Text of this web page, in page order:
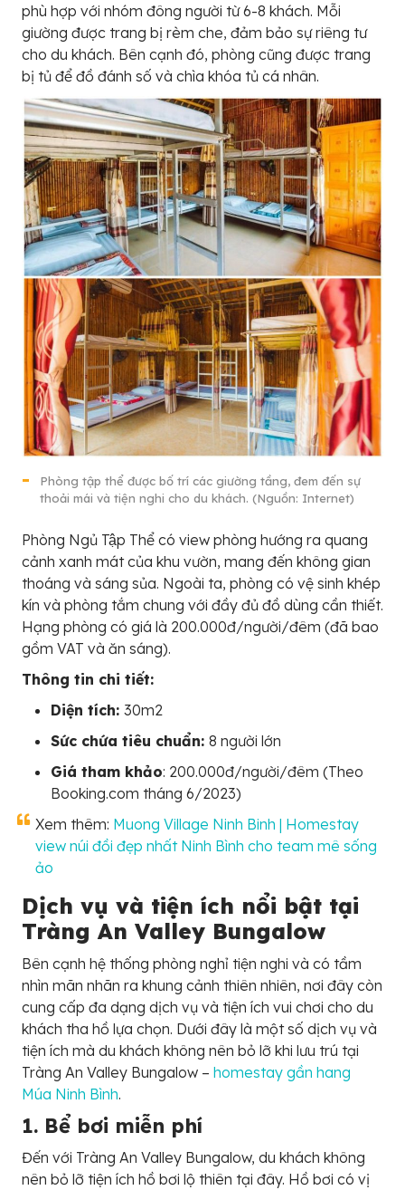
phù hợp với nhóm đông người từ 6-8 khách. Mỗi
giường được trang bị rèm che, đảm bảo sự riêng tư
cho du khách. Bên cạnh đó, phòng cũng được trang
bị tủ để đồ đánh số và chìa khóa tủ cá nhân.
Phòng tập thể được bố trí các giường tầng, đem đến sự
thoải mái và tiện nghi cho du khách. (Nguồn: Internet)
Phòng Ngủ Tập Thể có view phòng hướng ra quang
cảnh xanh mát của khu vườn, mang đến không gian
thoáng và sáng sủa. Ngoài ta, phòng có vệ sinh khép
kín và phòng tắm chung với đầy đủ đồ dùng cần thiết.
Hạng phòng có giá là 200.000đ/người/đêm (đã bao
gồm VAT và ăn sáng).
Thông tin chi tiết:
Diện tích: 30m2
Sức chứa tiêu chuẩn: 8 người lớn
Giá tham khảo: 200.000đ/người/đêm (Theo
Booking.com tháng 6/2023)
Xem thêm: Muong Village Ninh Binh | Homestay
view núi đồi đẹp nhất Ninh Bình cho team mê sống
ảo
Dịch vụ và tiện ích nổi bật tại
Tràng An Valley Bungalow
Bên cạnh hệ thống phòng nghỉ tiện nghi và có tầm
nhìn mãn nhãn ra khung cảnh thiên nhiên, nơi đây còn
cung cấp đa dạng dịch vụ và tiện ích vui chơi cho du
khách tha hồ lựa chọn. Dưới đây là một số dịch vụ và
tiện ích mà du khách không nên bỏ lỡ khi lưu trú tại
Tràng An Valley Bungalow – homestay gần hang
Múa Ninh Bình.
1. Bể bơi miễn phí
Đến với Tràng An Valley Bungalow, du khách không
nên bỏ lỡ tiện ích hồ bơi lộ thiên tại đây. Hồ bơi có vị